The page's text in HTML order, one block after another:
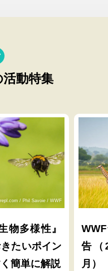
動特集
/ Phil Savoie / WWF
物多様性』
たいポイン
簡単に解説
告（
月）